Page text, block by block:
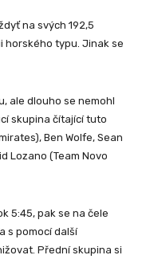
na svých 192,5
horského typu. Jinak se
ale dlouho se nemohl
skupina čítající tuto
Ben Wolfe, Sean
Lozano (Team Novo
5:45, pak se na čele
s pomocí další
Přední skupina si